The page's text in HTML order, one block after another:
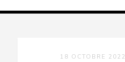
18 OCTOBRE 2022